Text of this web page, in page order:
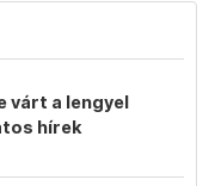
várt a lengyel
hírek